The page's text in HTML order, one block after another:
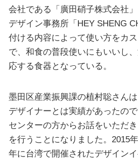
会社である「廣田硝子株式会社
デザイン事務所「HEY SHENG
付ける内容によって使い方をカ
で、和食の普段使いにもいいし
応する食器となっている。
墨田区産業振興課の植村聡さん
デザイナーとは実績があったの
センターの方からお話をいただ
を行うことになりました。2015
年に台湾で開催されたデザイン